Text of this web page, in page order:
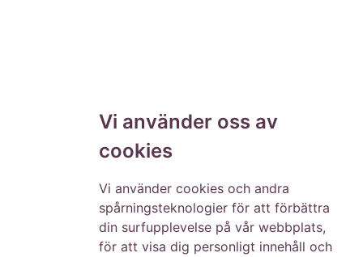
Vi använder oss av
cookies
Vi använder cookies och andra
spårningsteknologier för att förbättra
din surfupplevelse på vår webbplats,
för att visa dig personligt innehåll och